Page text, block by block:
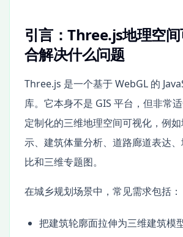
引言：Three.js地理空
合解决什么问题
Three.js 是一个基于 WebGL 的
库。它本身不是 GIS 平台，但非常适
定制化的三维地理空间可视化，例
示、建筑体量分析、道路廊道表达
比和三维专题图。
在城乡规划场景中，常见需求包括：
把建筑轮廓面拉伸为三维建筑模型